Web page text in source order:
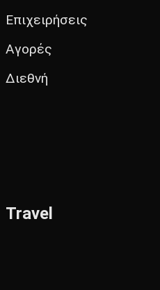
Επιχειρήσεις
Αγορές
Διεθνή
Travel